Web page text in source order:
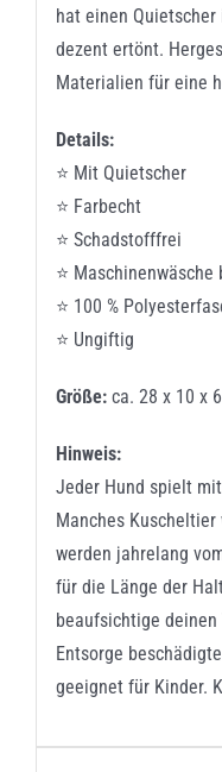
hat einen
dezent ertönt.
Materialien für eine
Details:
⭐ Mit Quietscher
⭐ Farbecht
⭐ Schadstofffrei
⭐ Maschinenwäsche
⭐ 100 %
⭐ Ungiftig
Größe: ca. 28 x 10 x
Hinweis:
Jeder Hund spielt
Manches
werden jahrelang
für die Länge der
beaufsichtige
Entsorge
geeignet für Kinder.